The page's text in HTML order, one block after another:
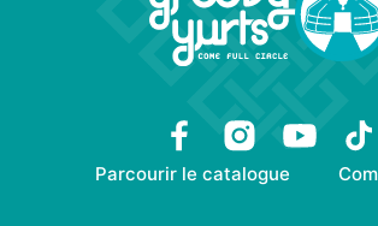
Parcourir le catalogue